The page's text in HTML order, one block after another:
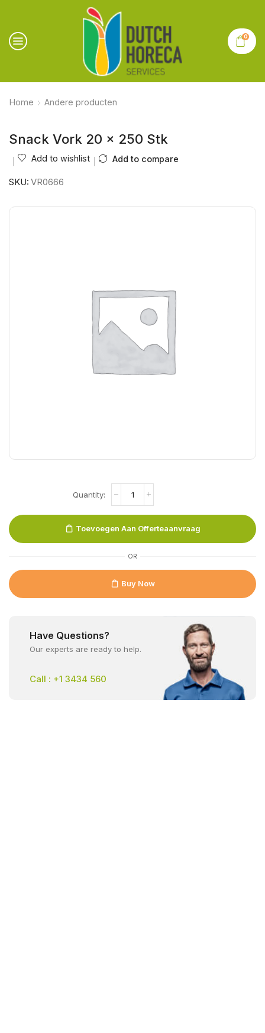
0
Home Andere producten
Snack Vork 20 x 250 Stk
Add to wishlist Add to compare
SKU: VR0666
Toevoegen Aan Offerteaanvraag
OR
Buy Now
Have Questions?
Our experts are ready to help.
Call : +1 3434 560